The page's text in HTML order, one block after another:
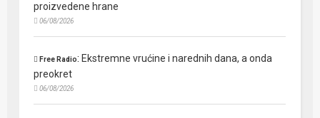
proizvedene hrane
06/08/2026
Free Radio: Ekstremne vrućine i narednih dana, a onda
preokret
06/08/2026